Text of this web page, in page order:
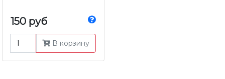
150 руб
В корзину